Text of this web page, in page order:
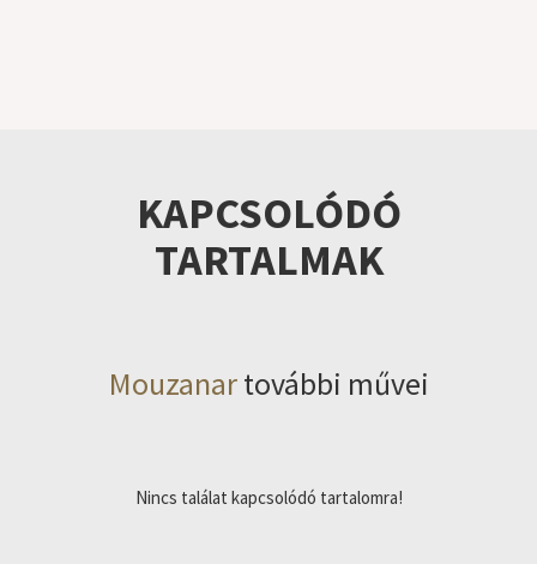
KAPCSOLÓDÓ
TARTALMAK
Mouzanartovábbi művei
Nincs találat kapcsolódó tartalomra!